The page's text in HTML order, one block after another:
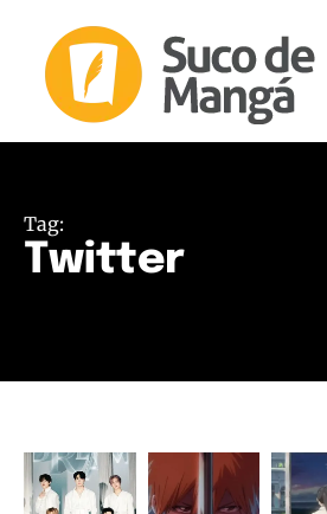
Tag:
Twitter